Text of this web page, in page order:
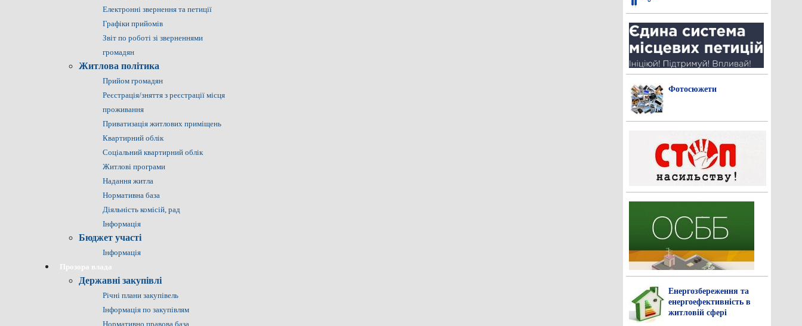
Електронні звернення та петиції
Графіки прийомів
Звіт по роботі зі зверненнями
громадян
Житлова політика
Прийом громадян
Реєстрація/зняття з реєстрації місця
проживання
Приватизація житлових приміщень
Квартирний облік
Соціальний квартирний облік
Житлові програми
Надання житла
Нормативна база
Діяльність комісій, рад
Інформація
Бюджет участі
Інформація
Прозора влада
Державні закупівлі
Річні плани закупівель
Інформація по закупівлям
Нормативно правова база
Фотосюжети
Енергозбереження та
енергоефективність в
житловій сфері